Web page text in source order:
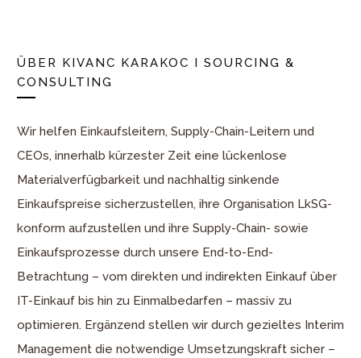
ÜBER KIVANC KARAKOC I SOURCING &
CONSULTING
Wir helfen Einkaufsleitern, Supply-Chain-Leitern und
CEOs, innerhalb kürzester Zeit eine lückenlose
Materialverfügbarkeit und nachhaltig sinkende
Einkaufspreise sicherzustellen, ihre Organisation LkSG-
konform aufzustellen und ihre Supply-Chain- sowie
Einkaufsprozesse durch unsere End-to-End-
Betrachtung – vom direkten und indirekten Einkauf über
IT-Einkauf bis hin zu Einmalbedarfen – massiv zu
optimieren. Ergänzend stellen wir durch gezieltes Interim
Management die notwendige Umsetzungskraft sicher –